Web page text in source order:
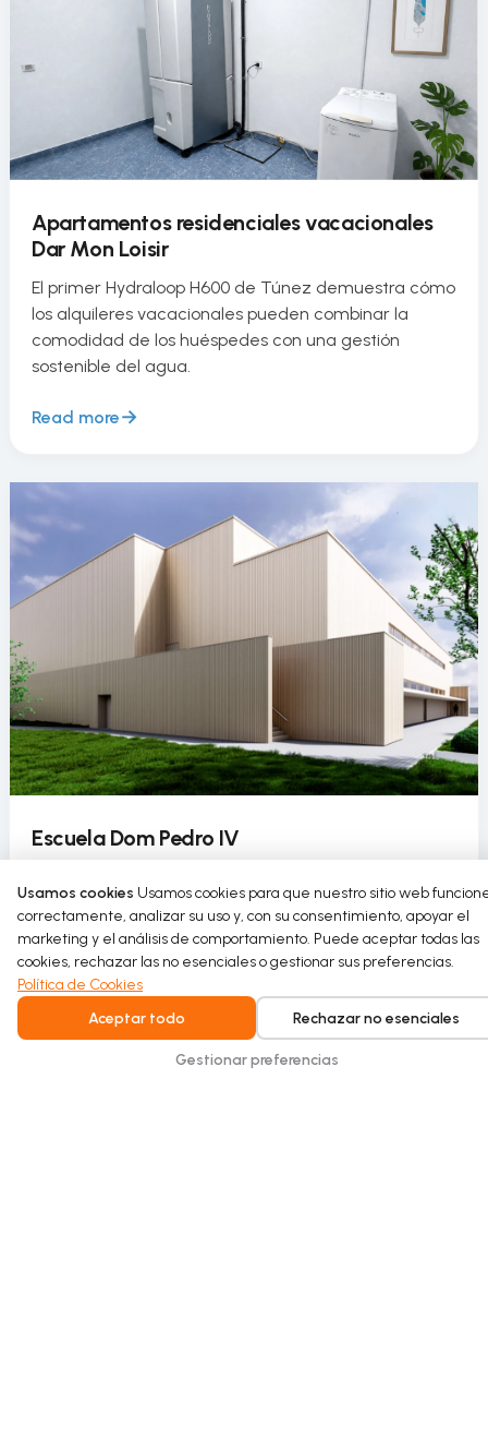
Apartamentos residenciales vacacionales
Dar Mon Loisir
El primer Hydraloop H600 de Túnez demuestra cómo
los alquileres vacacionales pueden combinar la
comodidad de los huéspedes con una gestión
sostenible del agua.
Read more
Escuela Dom Pedro IV
agua en su pabellón deportivo como parte de un
proyecto de rehabilitación sostenible.
Read more
Usamos cookies Usamos cookies para que nuestro sitio web
correctamente, analizar su uso y, con su consentimiento, apoyar el
marketing y el análisis de comportamiento. Puede aceptar todas las
cookies, rechazar las no esenciales o gestionar sus preferencias.
Política de Cookies
Aceptar todo
Rechazar no esenciales
Gestionar preferencias